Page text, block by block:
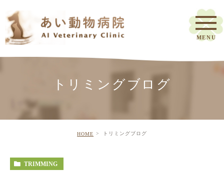
トリミングブログ
HOME トリミングブログ
TRIMMING